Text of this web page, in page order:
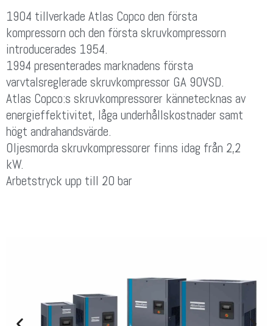
1904 tillverkade Atlas Copco den första
kompressorn och den första skruvkompressorn
introducerades 1954.
1994 presenterades marknadens första
varvtalsreglerade skruvkompressor GA 90VSD.
Atlas Copco:s skruvkompressorer kännetecknas av
energieffektivitet, låga underhållskostnader samt
högt andrahandsvärde.
Oljesmorda skruvkompressorer finns idag från 2,2
kW.
Arbetstryck upp till 20 bar